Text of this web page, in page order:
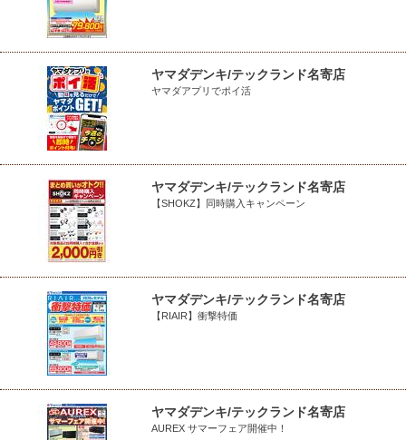
ヤマダデンキ/テックランド名寄店
ヤマダアプリでポイ活
ヤマダデンキ/テックランド名寄店
【SHOKZ】同時購入キャンペーン
ヤマダデンキ/テックランド名寄店
【RIAIR】衝撃特価
ヤマダデンキ/テックランド名寄店
AUREX サマーフェア開催中！